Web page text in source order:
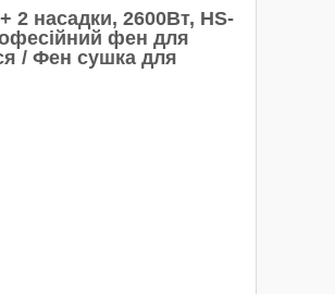
2 насадки, 2600Вт, HS-
фен для
/ Фен сушка для